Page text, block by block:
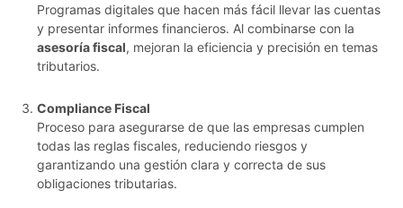
Programas digitales que hacen más fácil llevar las cuentas
y presentar informes financieros. Al combinarse con la
asesoría fiscal, mejoran la eficiencia y precisión en temas
tributarios.
Compliance Fiscal
Proceso para asegurarse de que las empresas cumplen
todas las reglas fiscales, reduciendo riesgos y
garantizando una gestión clara y correcta de sus
obligaciones tributarias.